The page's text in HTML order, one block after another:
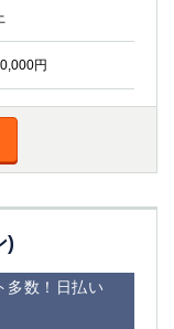
円
)
多数！日払い